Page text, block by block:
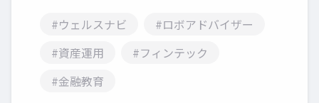
#ウェルスナビ
#ロボアドバイザー
#資産運用
#フィンテック
#金融教育